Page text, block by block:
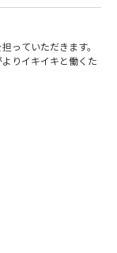
っていただきます。
りイキイキと働くた
ただきます。